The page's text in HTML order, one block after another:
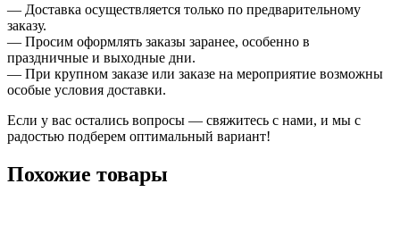
— Доставка осуществляется только по предварительному
заказу.
— Просим оформлять заказы заранее, особенно в
праздничные и выходные дни.
— При крупном заказе или заказе на мероприятие возможны
особые условия доставки.
Если у вас остались вопросы — свяжитесь с нами, и мы с
радостью подберем оптимальный вариант!
Похожие товары